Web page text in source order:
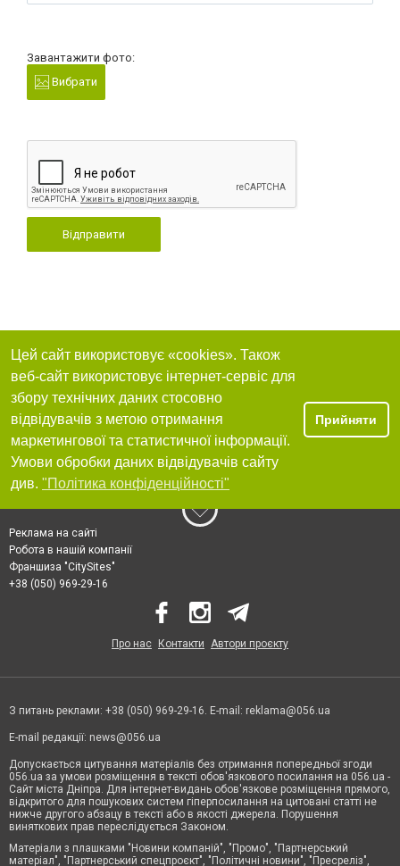
Завантажити фото:
Вибрати
Відправити
Цей сайт використовує «cookies». Також
веб-сайт використовує інтернет-сервіс для
збору технічних даних стосовно
відвідувачів з метою отримання
маркетингової та статистичної інформації.
Умови обробки даних відвідувачів сайту
див. "Політика конфіденційності"
Прийняти
Реклама на сайті
Робота в нашій компанії
Франшиза "CitySites"
+38 (050) 969-29-16
Про нас Контакти Автори проєкту
З питань реклами: +38 (050) 969-29-16. E-mail: reklama@056.ua
E-mail редакції: news@056.ua
Допускається цитування матеріалів без отримання попередньої згоди
056.ua за умови розміщення в тексті обов'язкового посилання на 056.ua -
Сайт міста Дніпра. Для інтернет-видань обов'язкове розміщення прямого,
відкритого для пошукових систем гіперпосилання на цитовані статті не
нижче другого абзацу в тексті або в якості джерела. Порушення
виняткових прав переслідується Законом.
Матеріали з плашками "Новини компаній", "Промо", "Партнерський
матеріал", "Партнерський спецпроєкт", "Політичні новини", "Пресреліз",